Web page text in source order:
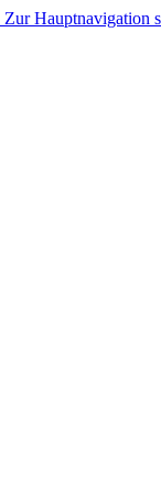
Zur Hauptnavigation